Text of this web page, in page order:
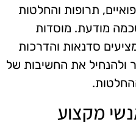
תרופות והחלטות
מודעת. מוסדות
סדנאות והדרכות
ולהנחיל את החשיבות של
מקצוע